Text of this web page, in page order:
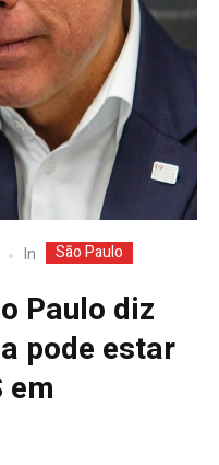
In São Paulo
Paulo diz
pode estar
em